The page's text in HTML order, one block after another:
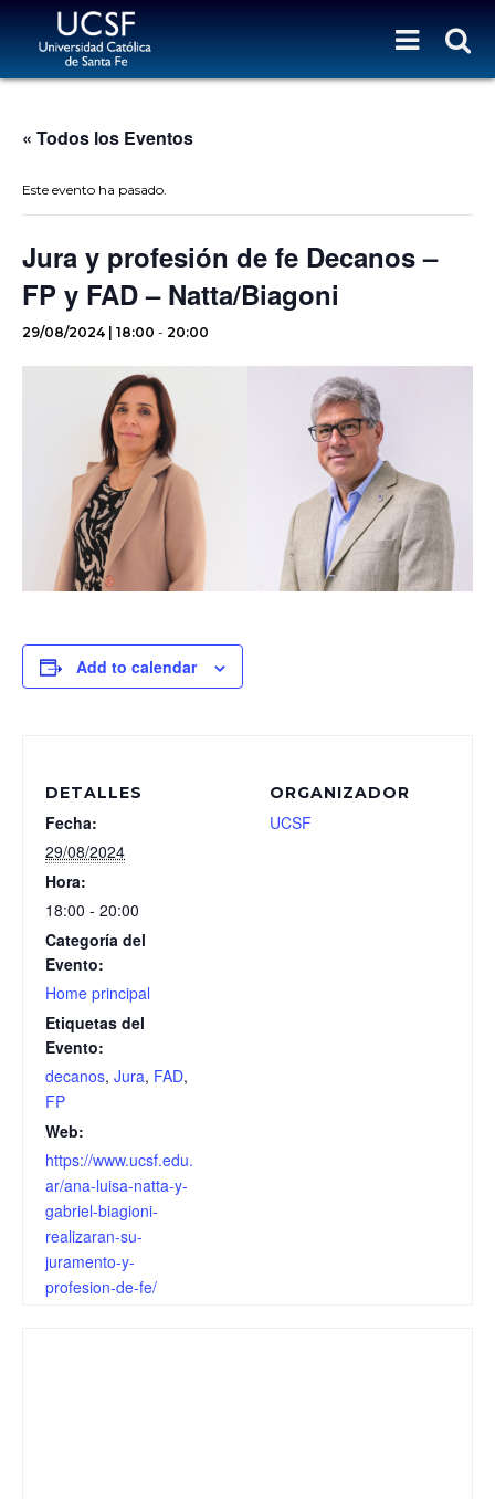
« Todos los Eventos
Este evento ha pasado.
Jura y profesión de fe Decanos –
FP y FAD – Natta/Biagoni
29/08/2024 | 18:00 - 20:00
Add to calendar
DETALLES
Fecha:
29/08/2024
Hora:
18:00 - 20:00
Categoría del
Evento:
Home principal
Etiquetas del
Evento:
decanos, Jura, FAD,
FP
Web:
https://www.ucsf.edu.
ar/ana-luisa-natta-y-
gabriel-biagioni-
realizaran-su-
juramento-y-
profesion-de-fe/
ORGANIZADOR
UCSF